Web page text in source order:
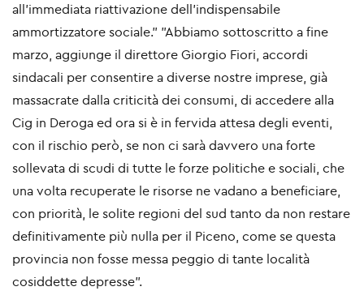
all’immediata riattivazione dell’indispensabile
ammortizzatore sociale.” ”Abbiamo sottoscritto a fine
marzo, aggiunge il direttore Giorgio Fiori, accordi
sindacali per consentire a diverse nostre imprese, già
massacrate dalla criticità dei consumi, di accedere alla
Cig in Deroga ed ora si è in fervida attesa degli eventi,
con il rischio però, se non ci sarà davvero una forte
sollevata di scudi di tutte le forze politiche e sociali, che
una volta recuperate le risorse ne vadano a beneficiare,
con priorità, le solite regioni del sud tanto da non restare
definitivamente più nulla per il Piceno, come se questa
provincia non fosse messa peggio di tante località
cosiddette depresse”.